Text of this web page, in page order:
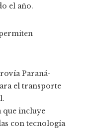
el año.
Paraná-
el transporte
que incluye
con tecnología